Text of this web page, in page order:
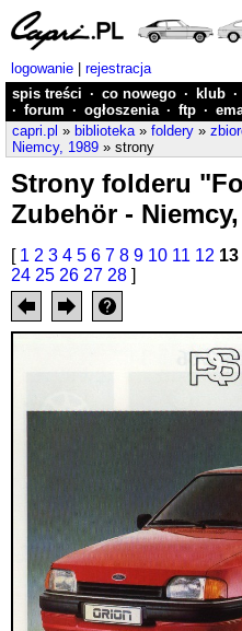
logowanie
rejestracja
spis treści · co nowego · klub ·
· forum · ogłoszenia · ftp ·
capri.pl » biblioteka» foldery »
Niemcy, 1989 » strony
Strony folderu
Zubehör -
[ 1 2 3 4 5 6 7 8 9 10 11 12 13
24 25 26 27 28 ]